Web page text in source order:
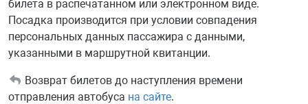
билета в распечатанном или электронном виде.
Посадка производится при условии совпадения
персональных данных пассажира с данными,
указанными в маршрутной квитанции.
Возврат билетов до наступления времени
отправления автобуса на сайте.